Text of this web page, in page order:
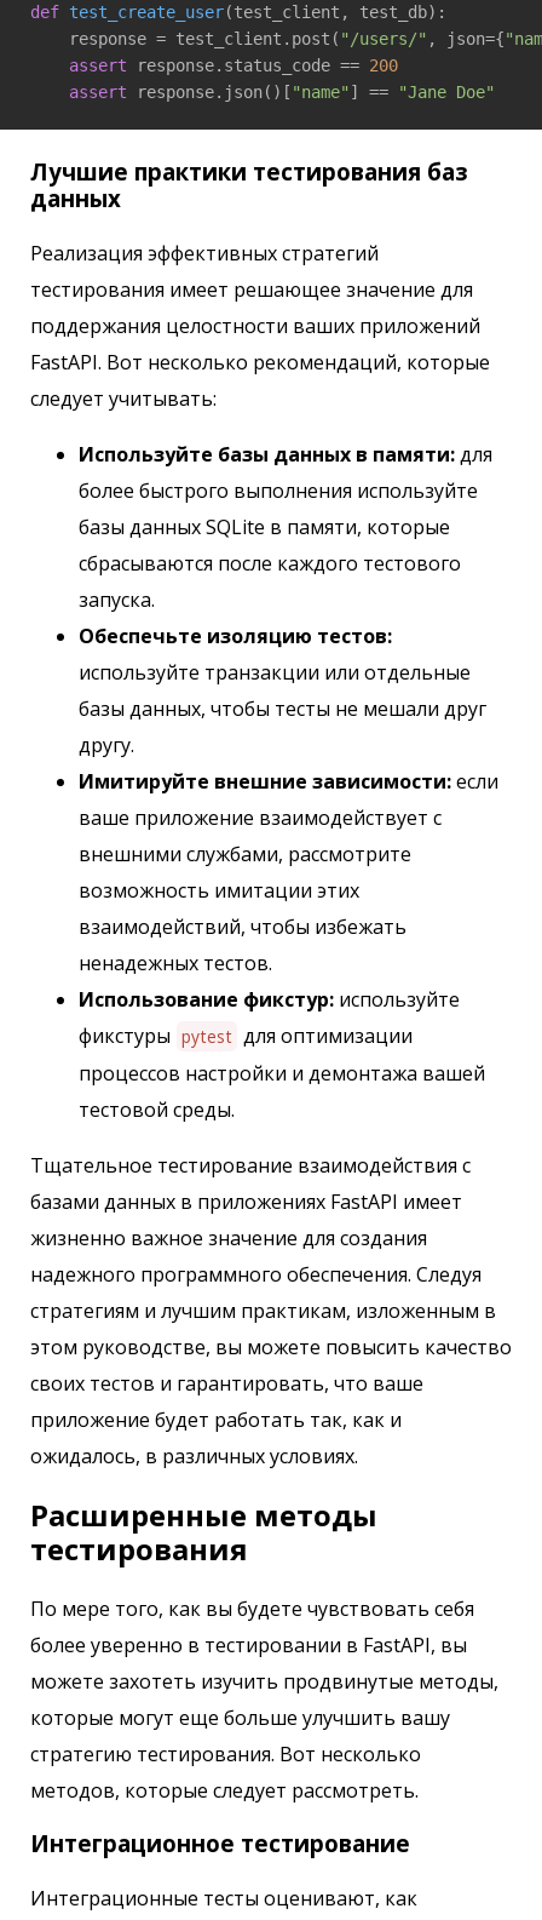
def test_create_user(test_client, test_db) :
    response = test_client.post(
"/users/" , json={
assert response.status_code == 200
assert response.json()[ "name" ] == "Jane Doe"
Лучшие практики тестирования баз
данных
Реализация эффективных стратегий
тестирования имеет решающее значение для
поддержания целостности ваших приложений
FastAPI. Вот несколько рекомендаций, которые
следует учитывать:
Используйте базы данных в памяти:для
более быстрого выполнения используйте
базы данных SQLite в памяти, которые
сбрасываются после каждого тестового
запуска.
Обеспечьте изоляцию тестов:
используйте транзакции или отдельные
базы данных, чтобы тесты не мешали друг
другу.
Имитируйте внешние зависимости:если
ваше приложение взаимодействует с
внешними службами, рассмотрите
возможность имитации этих
взаимодействий, чтобы избежать
ненадежных тестов.
Использование фикстур: используйте
фикстуры pytest для оптимизации
процессов настройки и демонтажа вашей
тестовой среды.
Тщательное тестирование взаимодействия с
базами данных в приложениях FastAPI имеет
жизненно важное значение для создания
надежного программного обеспечения. Следуя
стратегиям и лучшим практикам, изложенным в
этом руководстве, вы можете повысить качество
своих тестов и гарантировать, что ваше
приложение будет работать так, как и
ожидалось, в различных условиях.
Расширенные методы
тестирования
По мере того, как вы будете чувствовать себя
более уверенно в тестировании в FastAPI, вы
можете захотеть изучить продвинутые методы,
которые могут еще больше улучшить вашу
стратегию тестирования. Вот несколько
методов, которые следует рассмотреть.
Интеграционное тестирование
Интеграционные тесты оценивают, как